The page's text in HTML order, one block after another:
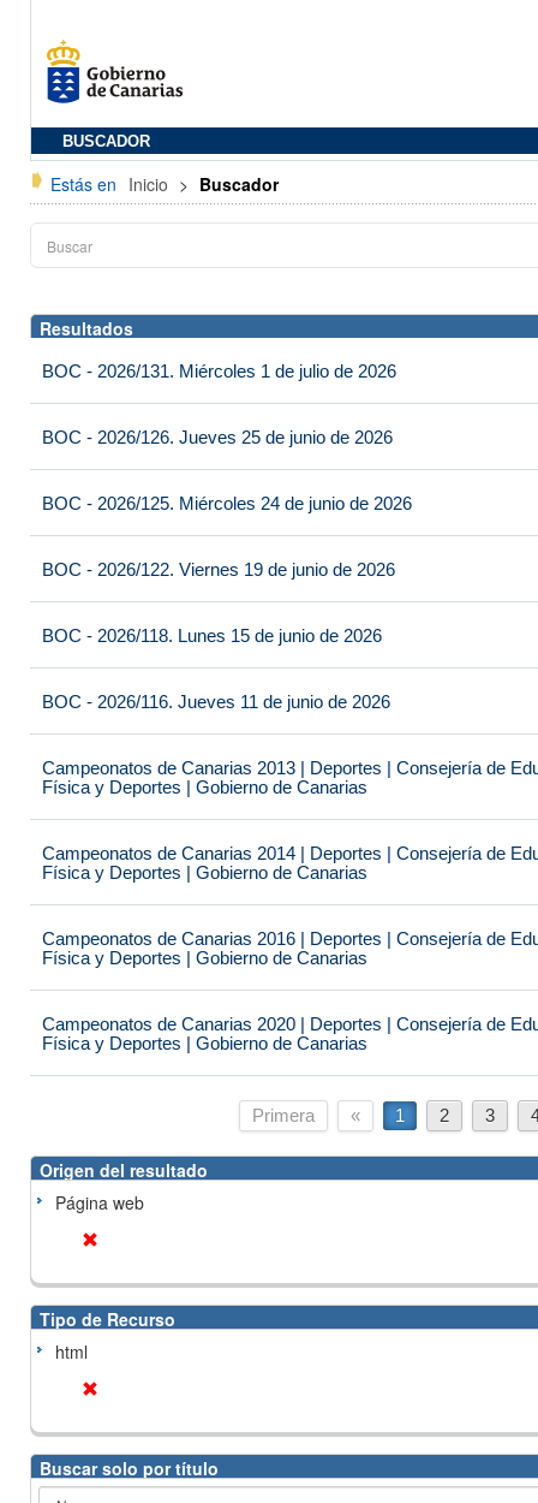
BUSCADOR
Estás en Inicio > Buscador
Resultados
BOC - 2026/131. Miércoles 1 de julio de 2026
BOC - 2026/126. Jueves 25 de junio de 2026
BOC - 2026/125. Miércoles 24 de junio de 2026
BOC - 2026/122. Viernes 19 de junio de 2026
BOC - 2026/118. Lunes 15 de junio de 2026
BOC - 2026/116. Jueves 11 de junio de 2026
Campeonatos de Canarias 2013 | Deportes | Consejería de
Física y Deportes | Gobierno de Canarias
Campeonatos de Canarias 2014 | Deportes | Consejería de
Física y Deportes | Gobierno de Canarias
Campeonatos de Canarias 2016 | Deportes | Consejería de
Física y Deportes | Gobierno de Canarias
Campeonatos de Canarias 2020 | Deportes | Consejería de
Física y Deportes | Gobierno de Canarias
Primera « 1 2 3
Origen del resultado
Página web
Tipo de Recurso
html
Buscar solo por título